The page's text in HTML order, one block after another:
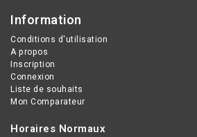
Information
Conditions d'utilisation
A propos
Inscription
Connexion
Liste de souhaits
Mon Comparateur
Horaires Normaux